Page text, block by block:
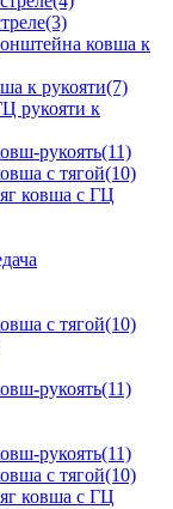
ковша к
к рукояти(7)
рукояти к
рукоять(11)
с тягой(10)
ковша с ГЦ
с тягой(10)
рукоять(11)
рукоять(11)
с тягой(10)
ковша с ГЦ